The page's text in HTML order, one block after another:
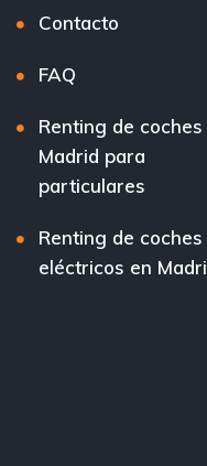
Contacto
FAQ
Renting de coches
Madrid para
particulares
Renting de coches
eléctricos en